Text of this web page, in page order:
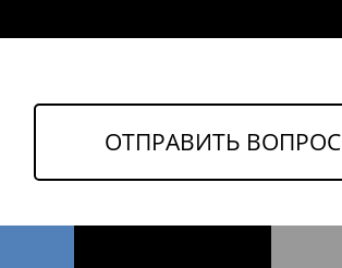
ОТПРАВИТЬ ВОПРОС